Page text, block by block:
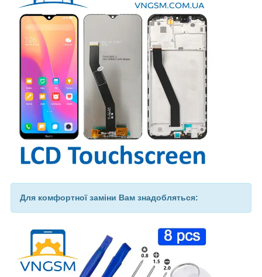
Для комфортної заміни Вам знадобляться: